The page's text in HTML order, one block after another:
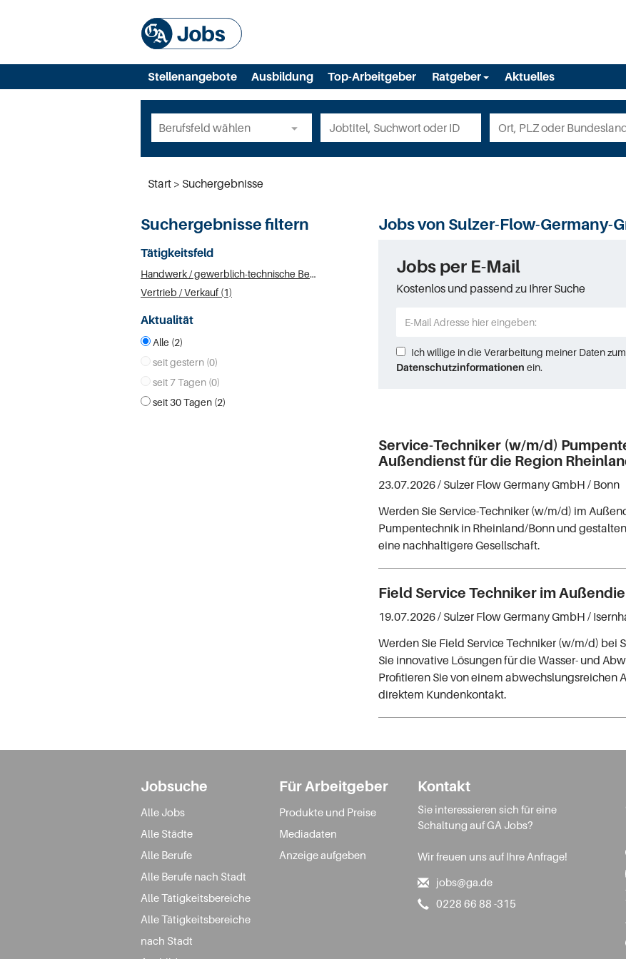
Stellenangebote Ausbildung Top-Arbeitgeber Ratgeber Aktuelles
Start Suchergebnisse
Suchergebnisse filtern
Tätigkeitsfeld
Handwerk / gewerblich-technische Berufe (2)
Vertrieb / Verkauf (1)
Aktualität
Alle (2)
seit gestern (0)
seit 7 Tagen (0)
seit 30 Tagen (2)
Jobs von Sulzer-Flow-Germany-
Jobs per E-Mail
Kostenlos und passend zu Ihrer Suche
Ich willige in die Verarbeitung meiner Daten
Datenschutzinformationen ein.
Service-Techniker (w/m/d)
Außendienst für die Region
23.07.2026 / Sulzer Flow Germany GmbH / Bonn
Werden Sie Service-Techniker (w/m/d) im
Pumpentechnik in Rheinland/Bonn und
eine nachhaltigere Gesellschaft.
Field Service Techniker im
19.07.2026 / Sulzer Flow Germany GmbH /
Werden Sie Field Service Techniker (w/m/d) bei
Sie innovative Lösungen für die Wasser- und
Profitieren Sie von einem abwechslungsreichen
direktem Kundenkontakt.
Jobsuche
Alle Jobs
Alle Städte
Alle Berufe
Alle Berufe nach Stadt
Alle Tätigkeitsbereiche
Alle Tätigkeitsbereiche
nach Stadt
Für Arbeitgeber
Produkte und Preise
Mediadaten
Anzeige aufgeben
Kontakt
Sie interessieren sich für eine
Schaltung auf GA Jobs?
Wir freuen uns auf Ihre Anfrage!
jobs@ga.de
0228 66 88 -315